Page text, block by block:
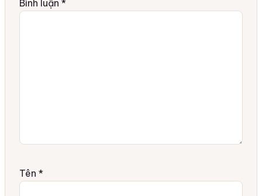
Bình luận *
Tên *